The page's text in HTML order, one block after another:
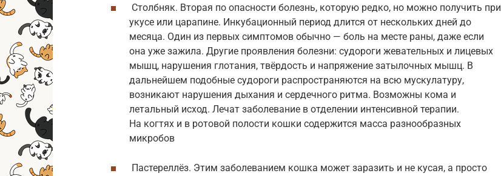
Столбняк. Вторая по опасности болезнь, которую редко, но можно получить при
укусе или царапине. Инкубационный период длится от нескольких дней до
месяца. Один из первых симптомов обычно — боль на месте раны, даже если
она уже зажила. Другие проявления болезни: судороги жевательных и лицевых
мышц, нарушения глотания, твёрдость и напряжение затылочных мышц. В
дальнейшем подобные судороги распространяются на всю мускулатуру,
возникают нарушения дыхания и сердечного ритма. Возможны кома и
летальный исход. Лечат заболевание в отделении интенсивной терапии.
На когтях и в ротовой полости кошки содержится масса разнообразных
микробов
Пастереллёз. Этим заболеванием кошка может заразить и не кусая, а просто